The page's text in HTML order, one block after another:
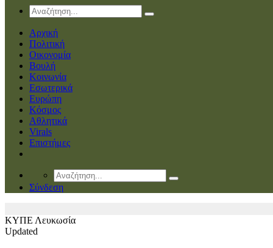
Αρχική
Πολιτική
Οικονομία
Βουλή
Κοινωνία
Εσωτερικά
Ευρώπη
Κόσμος
Αθλητικά
Virals
Επιστήμες
Σύνδεση
ΚΥΠΕ Λευκωσία
Updated